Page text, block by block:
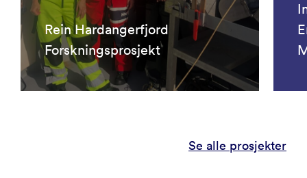
Rein Hardangerfjord
Forskningsprosjekt
Se alle prosjekter